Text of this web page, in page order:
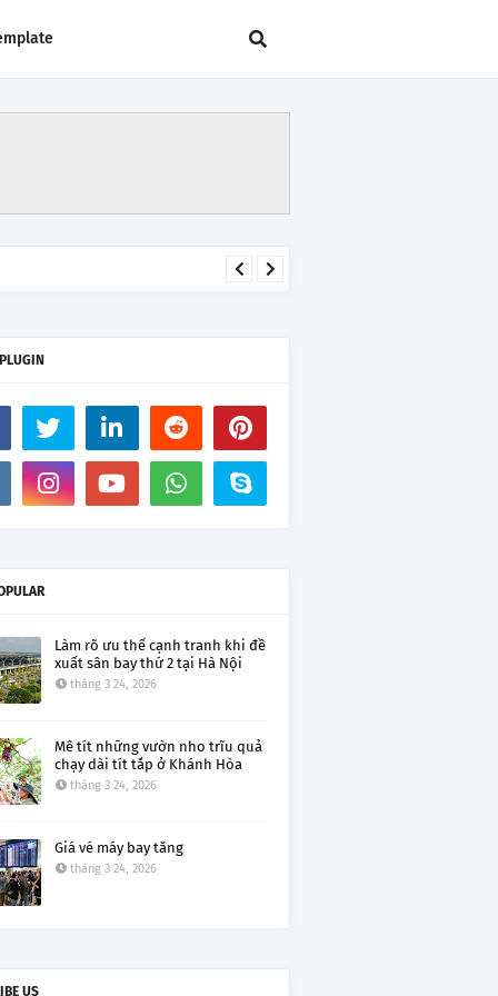
Làm rõ ưu thế cạnh tranh khi đề
xuất sân bay thứ 2 tại Hà Nội
tháng 3 24, 2026
Mê tít những vườn nho trĩu quả
chạy dài tít tắp ở Khánh Hòa
tháng 3 24, 2026
Giá vé máy bay tăng
tháng 3 24, 2026
US